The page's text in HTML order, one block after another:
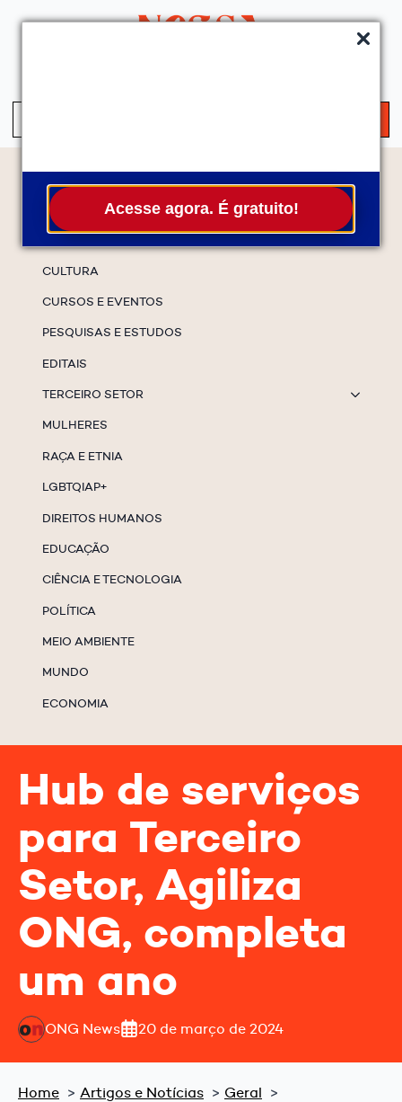
Acesse agora. É gratuito!
Temas
CULTURA
CURSOS E EVENTOS
PESQUISAS E ESTUDOS
EDITAIS
TERCEIRO SETOR
MULHERES
RAÇA E ETNIA
LGBTQIAP+
DIREITOS HUMANOS
EDUCAÇÃO
CIÊNCIA E TECNOLOGIA
POLÍTICA
MEIO AMBIENTE
MUNDO
ECONOMIA
Hub de serviços
para Terceiro
Setor, Agiliza
ONG, completa
um ano
ONG News 20 de março de 2024
Home Artigos e Notícias
Geral